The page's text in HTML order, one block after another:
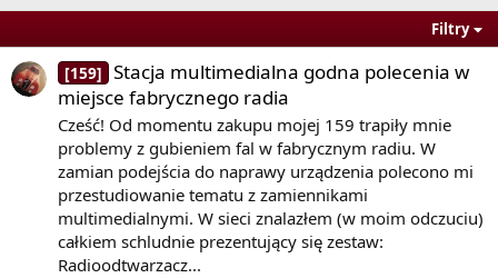
Filtry
[159] Stacja multimedialna godna polecenia w
miejsce fabrycznego radia
Cześć! Od momentu zakupu mojej 159 trapiły mnie
problemy z gubieniem fal w fabrycznym radiu. W
zamian podejścia do naprawy urządzenia polecono mi
przestudiowanie tematu z zamiennikami
multimedialnymi. W sieci znalazłem (w moim odczuciu)
całkiem schludnie prezentujący się zestaw:
Radioodtwarzacz...